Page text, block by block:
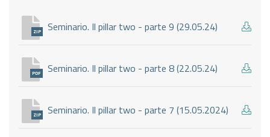
ZIP Seminario. Il pillar two - parte 9 (29.05.24)
PDF Seminario. Il pillar two - parte 8 (22.05.24)
ZIP Seminario. Il pillar two - parte 7 (15.05.2024)